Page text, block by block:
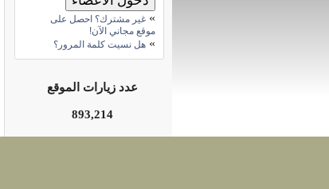
» غير مشترك؟ احصل على
موقع مجاني الآن!
» هل نسيت كلمة المرور؟
عدد زيارات الموقع
893,214